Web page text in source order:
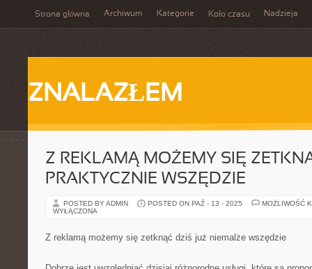
Strona główna Archiwum Kategorie Koło czasu Nadzieja
ZNALAZŁEM
Z REKLAMĄ MOŻEMY SIĘ
PRAKTYCZNIE WSZĘDZIE
POSTED BY ADMIN POSTED ON PAŹ - 13 - 2025
MOŻLIWOŚĆ
WYŁĄCZONA
Z reklamą możemy się zetknąć dziś już niemalże wszędzie